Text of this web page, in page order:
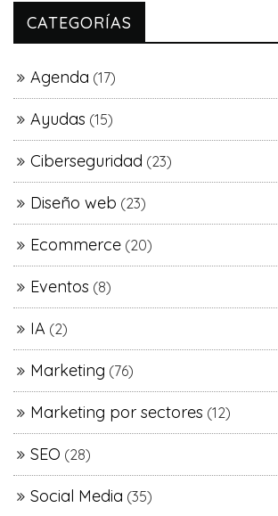
CATEGORÍAS
Agenda (17)
Ayudas (15)
Ciberseguridad (23)
Diseño web (23)
Ecommerce (20)
Eventos (8)
IA (2)
Marketing (76)
Marketing por sectores (12)
SEO (28)
Social Media (35)